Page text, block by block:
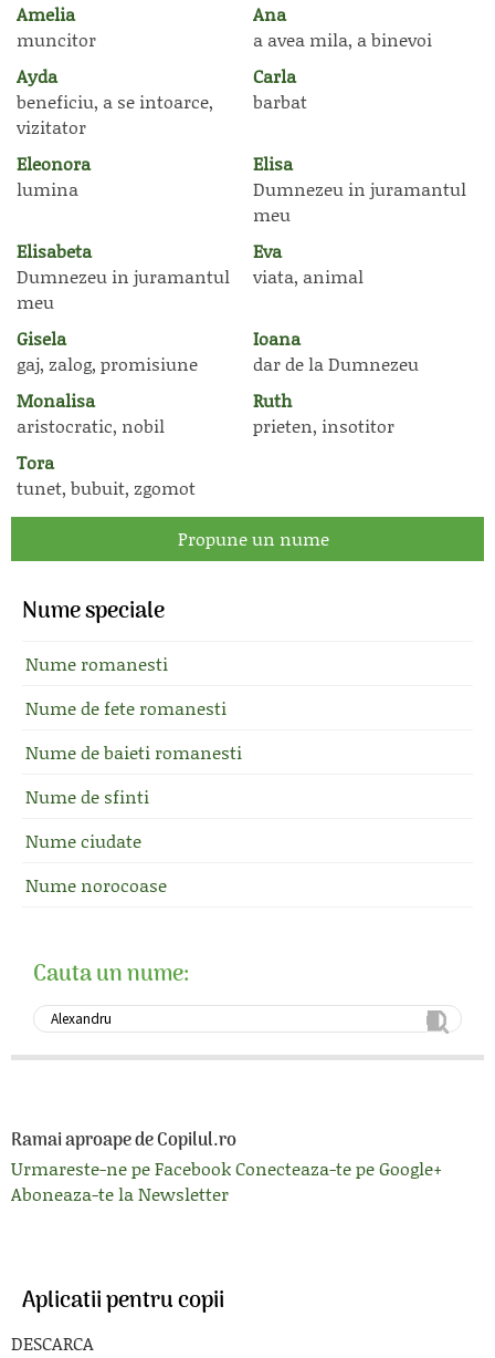
Amelia
muncitor
Ana
a avea mila, a binevoi
Ayda
beneficiu, a se intoarce,
vizitator
Carla
barbat
Eleonora
lumina
Elisa
Dumnezeu in juramantul
meu
Elisabeta
Dumnezeu in juramantul
meu
Eva
viata, animal
Gisela
gaj, zalog, promisiune
Ioana
dar de la Dumnezeu
Monalisa
aristocratic, nobil
Ruth
prieten, insotitor
Tora
tunet, bubuit, zgomot
Propune un nume
Nume speciale
Nume romanesti
Nume de fete romanesti
Nume de baieti romanesti
Nume de sfinti
Nume ciudate
Nume norocoase
Cauta un nume:
Ramai aproape de Copilul.ro
Urmareste-ne pe FacebookConecteaza-te pe Google+
Aboneaza-te la Newsletter
Aplicatii pentru copii
DESCARCA